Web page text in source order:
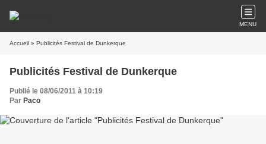
MENU
Accueil » Publicités Festival de Dunkerque
Publicités Festival de Dunkerque
Publié le 08/06/2011 à 10:19
Par Paco